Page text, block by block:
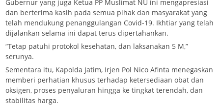
Gubernur yang juga Ketua PP Muslimat NU ini mengapresiasi
dan berterima kasih pada semua pihak dan masyarakat yang
telah mendukung penanggulangan Covid-19. Ikhtiar yang telah
dijalankan selama ini dapat terus dipertahankan.
“Tetap patuhi protokol kesehatan, dan laksanakan 5 M,”
serunya.
Sementara itu, Kapolda Jatim, Irjen Pol Nico Afinta menegaskan
memberi perhatian khusus terhadap ketersediaan obat dan
oksigen, proses penyaluran hingga ke tingkat terendah, dan
stabilitas harga.